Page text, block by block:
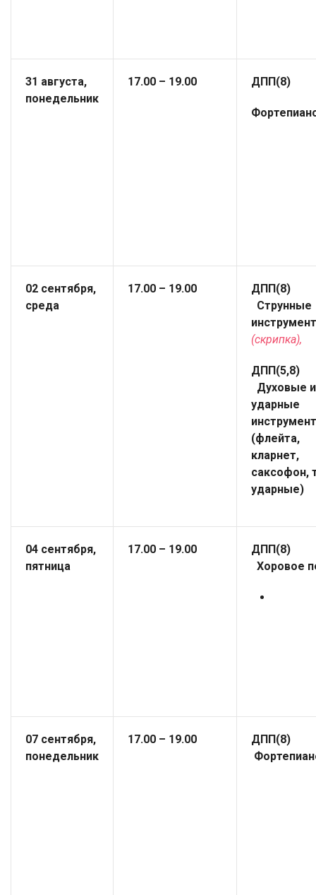
31 августа,
понедельник
17.00 – 19.00 ДПП(8)
02 сентября,
среда
17.00 – 19.00
Струнные
(скрипка),
Духовые и
ударные
(флейта,
кларнет,
саксофон,
ударные)
04 сентября,
пятница
17.00 – 19.00
Хоровое
07 сентября,
понедельник
17.00 – 19.00